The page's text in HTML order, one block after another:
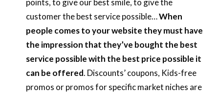
points, to give our best smile, to give the
customer the best service possible…When
people comes to your website they must have
the impression that they’ve bought the best
service possible with the best price possible it
can be offered. Discounts’ coupons, Kids-free
promos or promos for specific market niches are